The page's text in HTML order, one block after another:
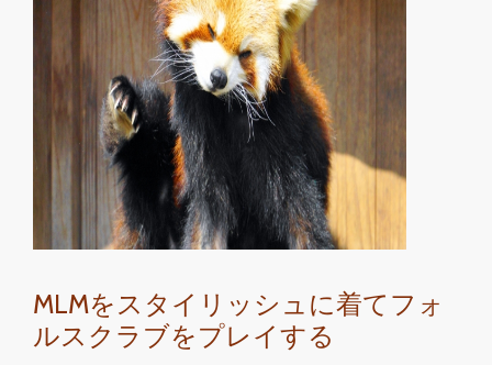
っ
て
フ
ォ
ル
ス
ク
ラ
ブ
売
る
MLMをスタイリッシュに着てフォ
ルスクラブをプレイする